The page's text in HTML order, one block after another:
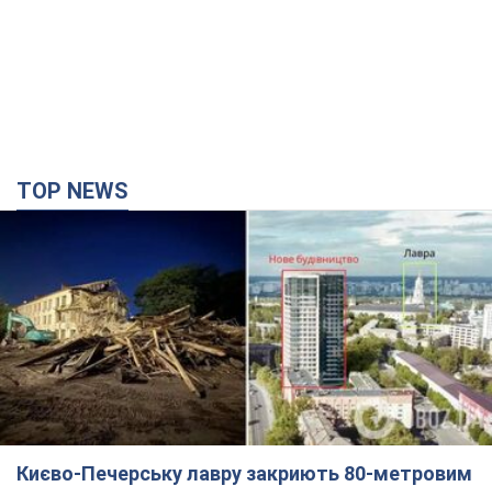
TOP NEWS
Києво-Печерську лавру закриють 80-метровим